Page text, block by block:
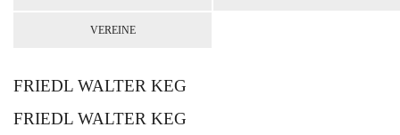
VEREINE
FRIEDL WALTER KEG
FRIEDL WALTER KEG